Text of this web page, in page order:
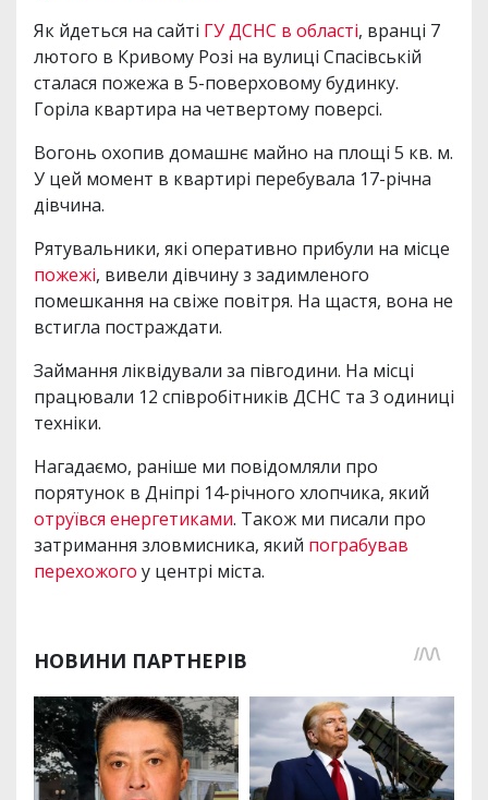
Як йдеться на сайті ГУ ДСНС в області, вранці 7
лютого в Кривому Розі на вулиці Спасівській
сталася пожежа в 5-поверховому будинку.
Горіла квартира на четвертому поверсі.
Вогонь охопив домашнє майно на площі 5 кв. м.
У цей момент в квартирі перебувала 17-річна
дівчина.
Рятувальники, які оперативно прибули на місце
пожежі, вивели дівчину з задимленого
помешкання на свіже повітря. На щастя, вона не
встигла постраждати.
Займання ліквідували за півгодини. На місці
працювали 12 співробітників ДСНС та 3 одиниці
техніки.
Нагадаємо, раніше ми повідомляли про
порятунок в Дніпрі 14-річного хлопчика, який
отруївся енергетиками. Також ми писали про
затримання зловмисника, який пограбував
перехожого у центрі міста.